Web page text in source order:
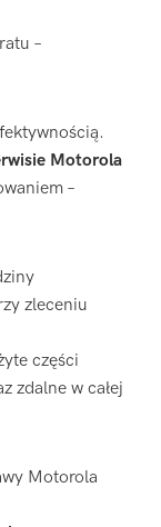
–
Motorola
–
zleceniu
części
zdalne w całej
Motorola